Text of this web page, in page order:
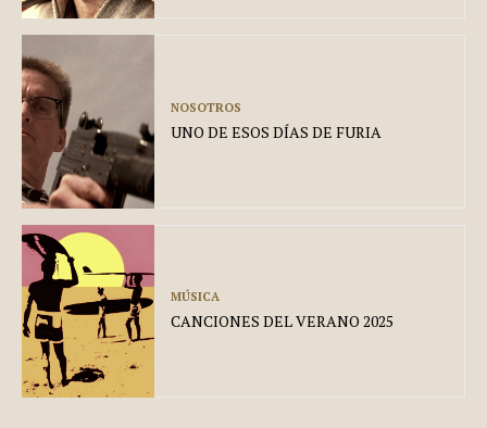
NOSOTROS
UNO DE ESOS DÍAS DE FURIA
MÚSICA
CANCIONES DEL VERANO 2025